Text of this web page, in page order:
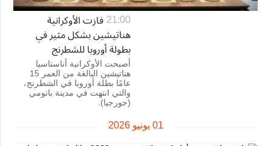
21:00 فازت الأوكرانية
هناتيشين بشكل مثير في
بطولة أوروبا للشطرنج
أصبحت الأوكرانية أناستاسيا
هناتيشين البالغة من العمر 15
عامًا بطلة أوروبا في الشطرنج،
والتي انتهت في مدينة باتومي
(جورجيا).
01 يونيو 2026